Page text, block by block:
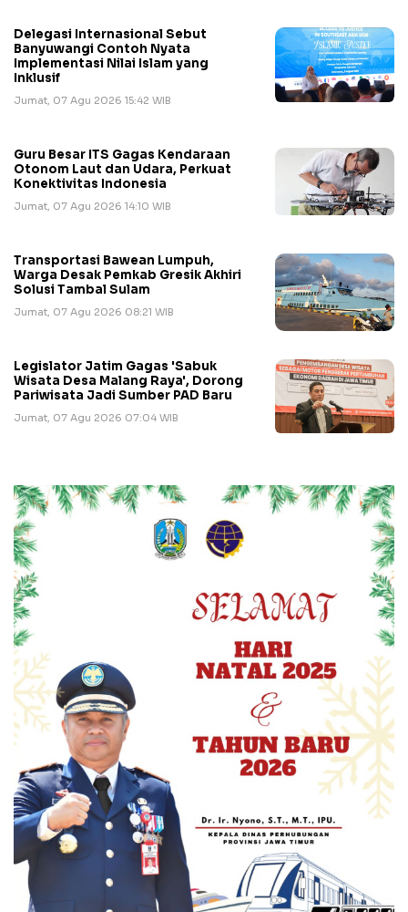
Delegasi Internasional Sebut
Banyuwangi Contoh Nyata
Implementasi Nilai Islam yang
Inklusif
Jumat, 07 Agu 2026 15:42 WIB
Guru Besar ITS Gagas Kendaraan
Otonom Laut dan Udara, Perkuat
Konektivitas Indonesia
Jumat, 07 Agu 2026 14:10 WIB
Transportasi Bawean Lumpuh,
Warga Desak Pemkab Gresik Akhiri
Solusi Tambal Sulam
Jumat, 07 Agu 2026 08:21 WIB
Legislator Jatim Gagas 'Sabuk
Wisata Desa Malang Raya', Dorong
Pariwisata Jadi Sumber PAD Baru
Jumat, 07 Agu 2026 07:04 WIB